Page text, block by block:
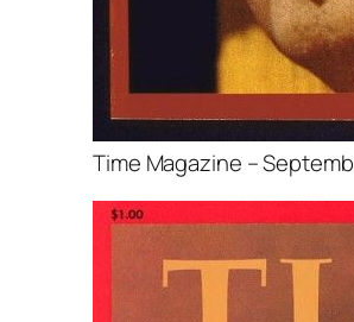
Time Magazine –